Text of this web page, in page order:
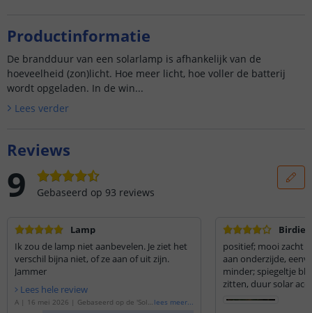
Productinformatie
De brandduur van een solarlamp is afhankelijk van de
hoeveelheid (zon)licht. Hoe meer licht, hoe voller de batterij
wordt opgeladen. In de win...
Lees verder
Reviews
9 Gebaseerd op 93 reviews
Lamp
Ik zou de lamp niet aanbevelen. Je ziet het
verschil bijna niet, of ze aan of uit zijn.
Jammer
Lees hele review
A | 16 mei 2026 | Gebaseerd op de Sola lees meer...
Birdie
positief; mooi zacht
aan onderzijde,
minder; spiegeltje
zitten, duur solar